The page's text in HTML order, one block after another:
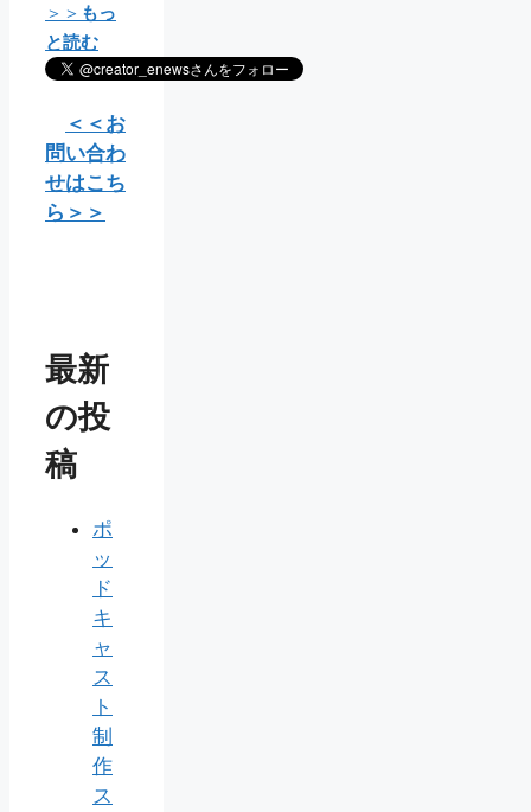
＞＞ もっ
と読む
＜＜お
問い合わ
せはこち
ら＞＞
最新
の投
稿
ポ
ッ
ド
キ
ャ
ス
ト
制
作
ス